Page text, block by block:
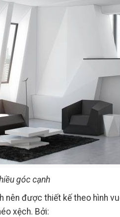
góc cạnh
nên được thiết kế theo hình
xệch. Bởi: